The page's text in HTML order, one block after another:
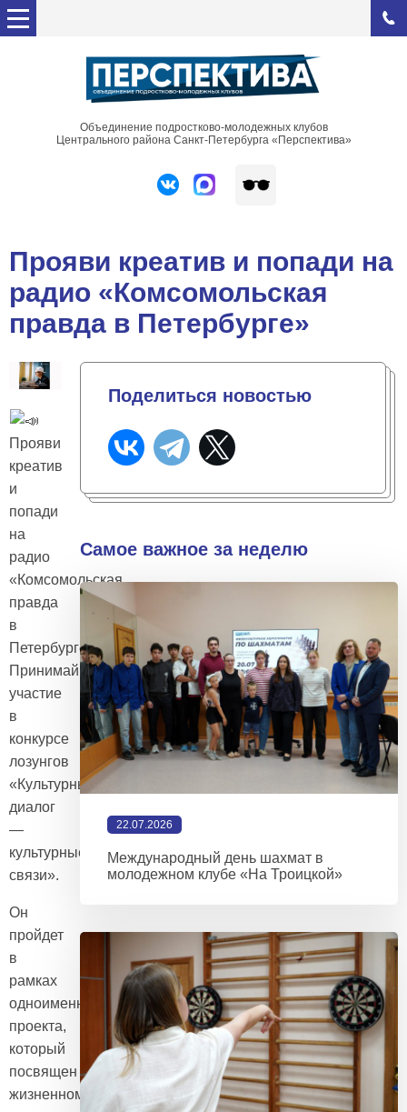
Объединение подростково-молодежных клубов
Центрального района Санкт-Петербурга «Перспектива»
Прояви креатив и попади на
радио «Комсомольская
правда в Петербурге»
Прояви
креатив
и
попади
на
радио
«Комсомольская
правда
в
Петербурге».
Принимай
участие
в
конкурсе
лозунгов
«Культурный
диалог
—
культурные
связи».
Он
пройдет
в
рамках
одноименного
проекта,
который
посвящен
жизненному
Поделиться новостью
Самое важное за неделю
22.07.2026
Международный день шахмат в
молодежном клубе «На Троицкой»